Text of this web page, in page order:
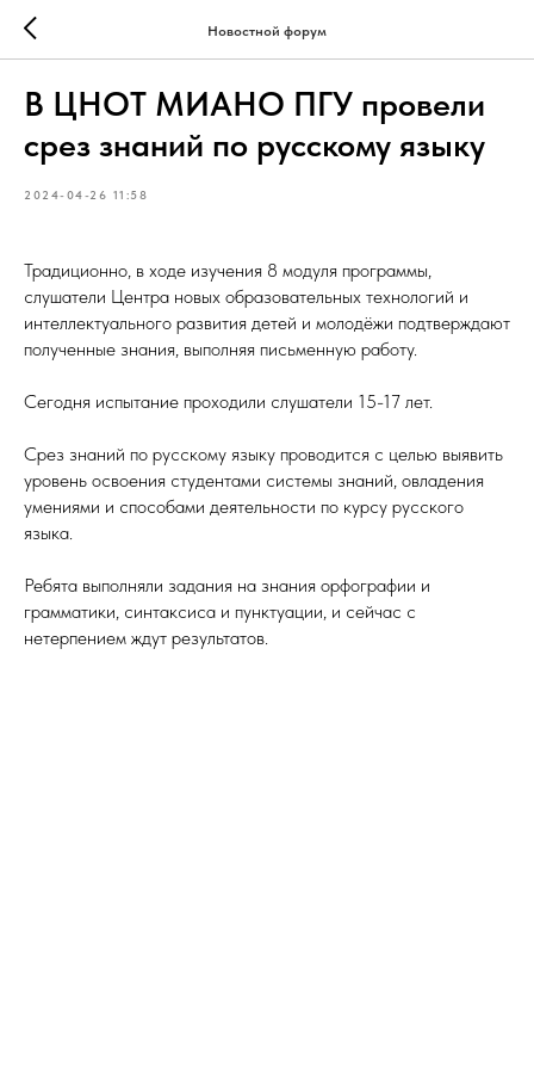
Новостной форум
В ЦНОТ МИАНО ПГУ провели
срез знаний по русскому языку
2024-04-26 11:58
Традиционно, в ходе изучения 8 модуля программы,
слушатели Центра новых образовательных технологий и
интеллектуального развития детей и молодёжи подтверждают
полученные знания, выполняя письменную работу.
Сегодня испытание проходили слушатели 15-17 лет.
Срез знаний по русскому языку проводится с целью выявить
уровень освоения студентами системы знаний, овладения
умениями и способами деятельности по курсу русского
языка.
Ребята выполняли задания на знания орфографии и
грамматики, синтаксиса и пунктуации, и сейчас с
нетерпением ждут результатов.